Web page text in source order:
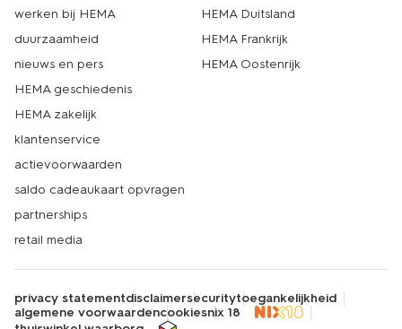
werken bij HEMA
duurzaamheid
nieuws en pers
HEMA geschiedenis
HEMA zakelijk
klantenservice
actievoorwaarden
saldo cadeaukaart opvragen
partnerships
retail media
HEMA Duitsland
HEMA Frankrijk
HEMA Oostenrijk
privacy statementdisclaimersecuritytoegankelijkheid
algemene voorwaardencookiesnix 18